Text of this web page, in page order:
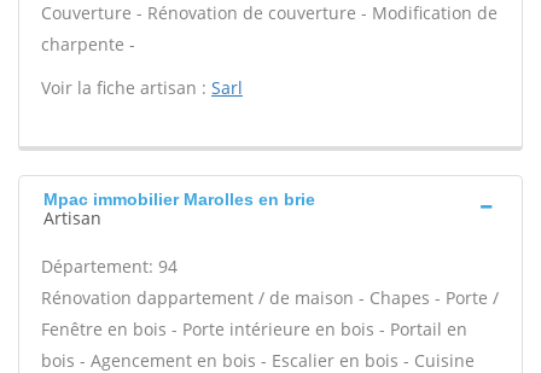
Couverture - Rénovation de couverture - Modification de
charpente -
Voir la fiche artisan : Sarl
Mpac immobilier Marolles en brie
Artisan
Département: 94
Rénovation dappartement / de maison - Chapes - Porte /
Fenêtre en bois - Porte intérieure en bois - Portail en
bois - Agencement en bois - Escalier en bois - Cuisine